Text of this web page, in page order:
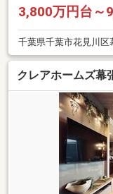
3,800万円台～
千葉県千葉市花見川区
クレアホームズ